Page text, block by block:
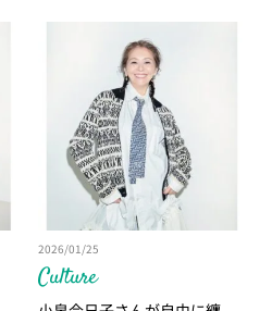
Culture
2026/01/25